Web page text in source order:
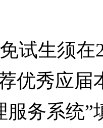
试生须在
优秀应
服务系统